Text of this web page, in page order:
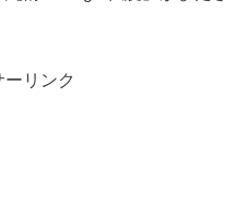
ーリンク